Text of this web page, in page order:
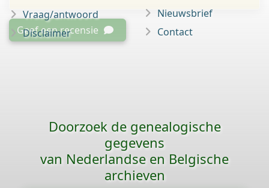
Geef een recensie
Vraag/antwoord
Disclaimer
Nieuwsbrief
Contact
Doorzoek de genealogische
gegevens
van Nederlandse en Belgische
archieven